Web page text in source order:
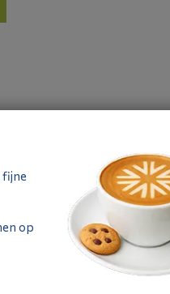
fijne
op